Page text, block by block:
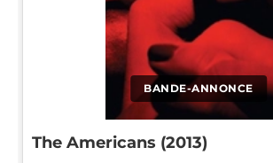
BANDE-ANNONCE
The Americans (2013)